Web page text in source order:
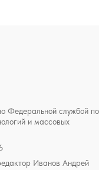
Федеральной службой по
и массовых
Иванов Андрей